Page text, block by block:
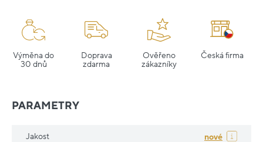
Výměna do
30 dnů
Doprava
zdarma
Ověřeno
zákazníky
Česká firma
PARAMETRY
Jakost nové